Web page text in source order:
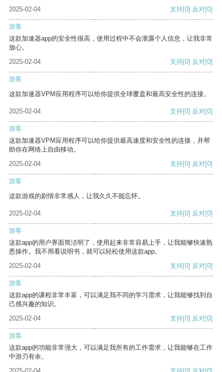
2025-02-04
支持[0] 反对[0]
游客
这款加速器app的安全性很高，使用过程中不会泄露个人信息，让我非常
放心。
2025-02-04
支持[0] 反对[0]
游客
这款加速器VPM应用程序可以给你提供全球覆盖和最高安全性的连接。
2025-02-04 支持[0] 反对[0]
游客
这款加速器VPM应用程序可以给你提供最高速度和安全性的连接，并帮
助你在网络上自由移动。
2025-02-04
支持[0] 反对[0]
游客
这款游戏的剧情非常感人，让我久久不能忘怀。
2025-02-04 支持[0] 反对[0]
游客
这款app的用户界面简洁明了，使用起来非常容易上手，让我能够快速熟
悉操作。我不用看说明书，就可以轻松使用这款app。
2025-02-04
支持[0] 反对[0]
游客
这款app的课程非常丰富，可以满足我不同的学习需求，让我能够找到自
己感兴趣的知识。
2025-02-04
支持[0] 反对[0]
游客
这款app的功能非常强大，可以满足我所有的工作需求，让我能够在工作
中游刃有余。